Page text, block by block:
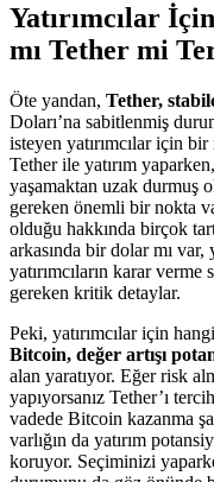
Yatırımcılar
mı Tether mi
Öte yandan, Tether,
Doları’na sabitlenmiş
isteyen yatırımcılar için
Tether ile yatırım
yaşamaktan uzak durmuş
gereken önemli bir nokta
olduğu hakkında birçok
arkasında bir dolar mı
yatırımcıların karar
gereken kritik detaylar.
Peki, yatırımcılar için
Bitcoin, değer artışı
alan yaratıyor. Eğer risk
yapıyorsanız Tether’ı
vadede Bitcoin kazanma
varlığın da yatırım
koruyor. Seçiminizi